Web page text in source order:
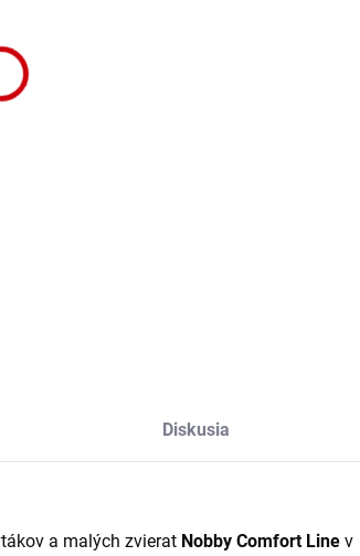
Diskusia
a malých zvierat Nobby Comfort Line v